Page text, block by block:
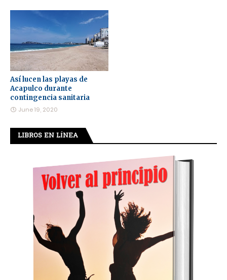
Así lucen las playas de
Acapulco durante
contingencia sanitaria
June 19, 2020
LIBROS EN LÍNEA